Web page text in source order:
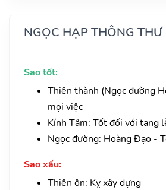
NGỌC HẠP THÔNG THƯ
Sao tốt:
Thiên thành (Ngọc đường
mọi việc
Kính Tâm: Tốt đối với tang
Ngọc đường: Hoàng Đạo -
Sao xấu:
Thiên ôn: Kỵ xây dựng